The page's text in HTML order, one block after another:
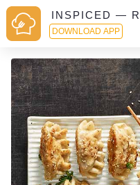
INSPICED —
DOWNLOAD APP